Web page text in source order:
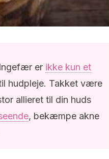
er ikke kun et
hudpleje. Takket være
allieret til din huds
, bekæmpe akne